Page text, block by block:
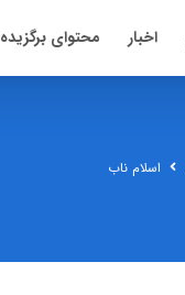
اخبار محتوای برگزیده
اسلام ناب